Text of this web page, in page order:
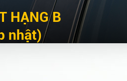
HẠNG B
nhật)